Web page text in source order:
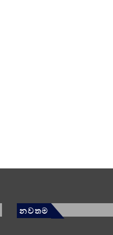
නවතම